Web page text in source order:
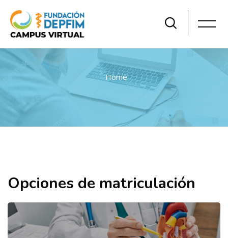
Home
Opciones de matriculación